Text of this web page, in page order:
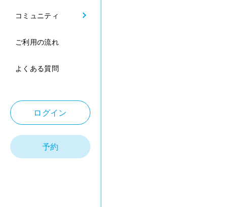
コミュニティ
ご利用の流れ
よくある質問
ログイン
予約